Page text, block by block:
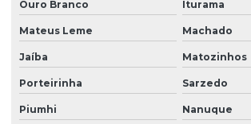
Ouro Branco Iturama
Mateus Leme Machado
Jaíba Matozinhos
Porteirinha Sarzedo
Piumhi Nanuque